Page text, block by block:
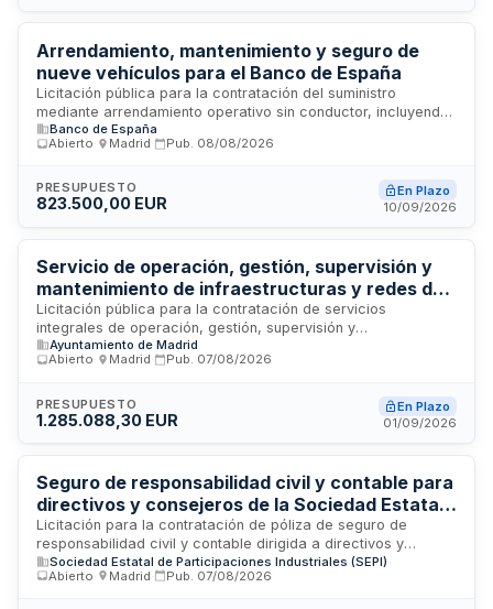
navegación aérea. La adjudicación requiere experiencia
demostrada en infraestructuras de telecomunicaciones de
alto nivel y disponibilidad operativa.
Arrendamiento, mantenimiento y seguro de
nueve vehículos para el Banco de España
Licitación pública para la contratación del suministro
mediante arrendamiento operativo sin conductor, incluyendo
mantenimiento integral y cobertura de seguros, de nueve
vehículos destinados a uso institucional del Banco de España.
durante el período de vigencia, con un presupuesto estimado
de 823.500 euros. La prestación se ejecutará desde Madrid,
conservación de los vehículos.
Banco de España
Abierto
Madrid Pub. 08/08/2026
PRESUPUESTO
823.500,00 EUR
En Plazo
10/09/2026
Servicio de operación, gestión, supervisión y
mantenimiento de infraestructuras y redes de
radiocomunicaciones de la Policía Municipal de
Madrid
Licitación pública para la contratación de servicios
integrales de operación, gestión, supervisión y
mantenimiento de las infraestructuras, equipamientos
auxiliares y redes de radiocomunicaciones empleadas por la
de Madrid. El contrato incluye labores de explotación, control
técnico y conservación del sistema de radiocomunicaciones
eficiente. La adjudicación corresponde al Área de Gobierno
de Vicealcaldía, Portavoz, Seguridad y Emergencias del
Ayuntamiento madrileño.
Ayuntamiento de Madrid
Abierto
Madrid Pub. 07/08/2026
PRESUPUESTO
1.285.088,30 EUR
En Plazo
01/09/2026
Seguro de responsabilidad civil y contable para
directivos y consejeros de la Sociedad Estatal
de Participaciones Industriales
Licitación para la contratación de póliza de seguro de
responsabilidad civil y contable dirigida a directivos y
consejeros (cobertura D&O) de la Sociedad Estatal de
Participaciones Industriales. El seguro debe cubrir riesgos de
Sociedad Estatal de Participaciones Industriales (SEPI)
Abierto
Madrid Pub. 07/08/2026